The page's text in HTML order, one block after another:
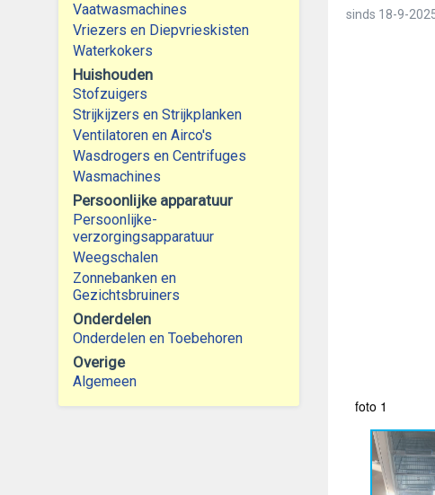
Vaatwasmachines
Vriezers en Diepvrieskisten
Waterkokers
Huishouden
Stofzuigers
Strijkijzers en Strijkplanken
Ventilatoren en Airco's
Wasdrogers en Centrifuges
Wasmachines
Persoonlijke apparatuur
Persoonlijke-
verzorgingsapparatuur
Weegschalen
Zonnebanken en
Gezichtsbruiners
Onderdelen
Onderdelen en Toebehoren
Overige
Algemeen
sinds 18-9-
foto 1